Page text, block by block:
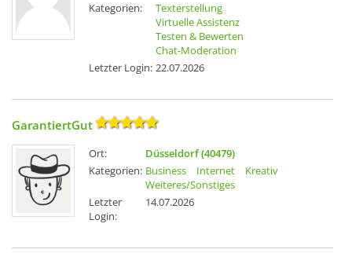
Kategorien:
Texterstellung
Virtuelle Assistenz
Testen & Bewerten
Chat-Moderation
Letzter Login: 22.07.2026
GarantiertGut
Ort:
Düsseldorf (40479)
Kategorien: Business Internet
Kreativ
Weiteres/Sonstiges
Letzter
Login:
14.07.2026